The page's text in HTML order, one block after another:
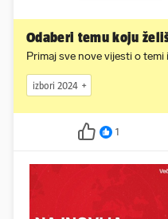
Odaberi temu koju
Primaj sve nove vijesti o temi
izbori 2024
1